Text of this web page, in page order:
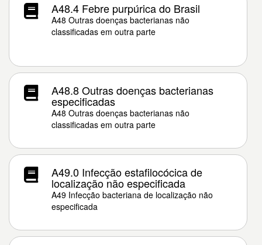
A48.4 Febre purpúrica do Brasil
A48 Outras doenças bacterianas não
classificadas em outra parte
A48.8 Outras doenças bacterianas
especificadas
A48 Outras doenças bacterianas não
classificadas em outra parte
A49.0 Infecção estafilocócica de
localização não especificada
A49 Infecção bacteriana de localização não
especificada